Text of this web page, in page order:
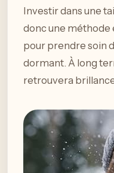
Investir dans une
donc une méthode
pour prendre soin
dormant. À long
retrouvera